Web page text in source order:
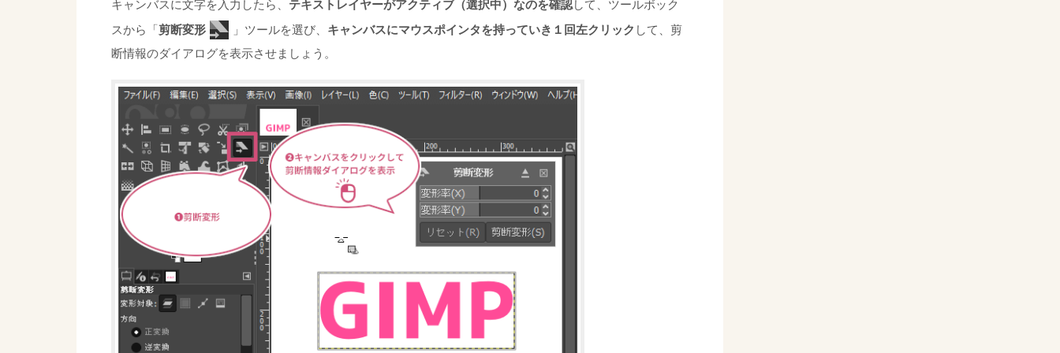
キャンバスに文字を入力したら、 テキストレイヤーがアクティブ（選択中）なのを確認して、ツールボック
スから「剪断変形 」ツールを選び、 キャンバスにマウスポインタを持っていき１回左クリック して、剪
断情報のダイアログを表示させましょう。